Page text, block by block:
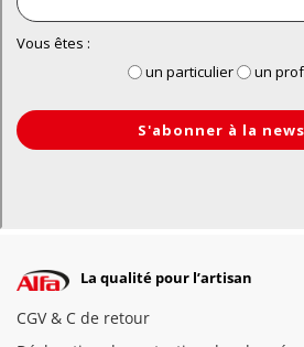
La qualité pour l’artisan
CGV & C de retour